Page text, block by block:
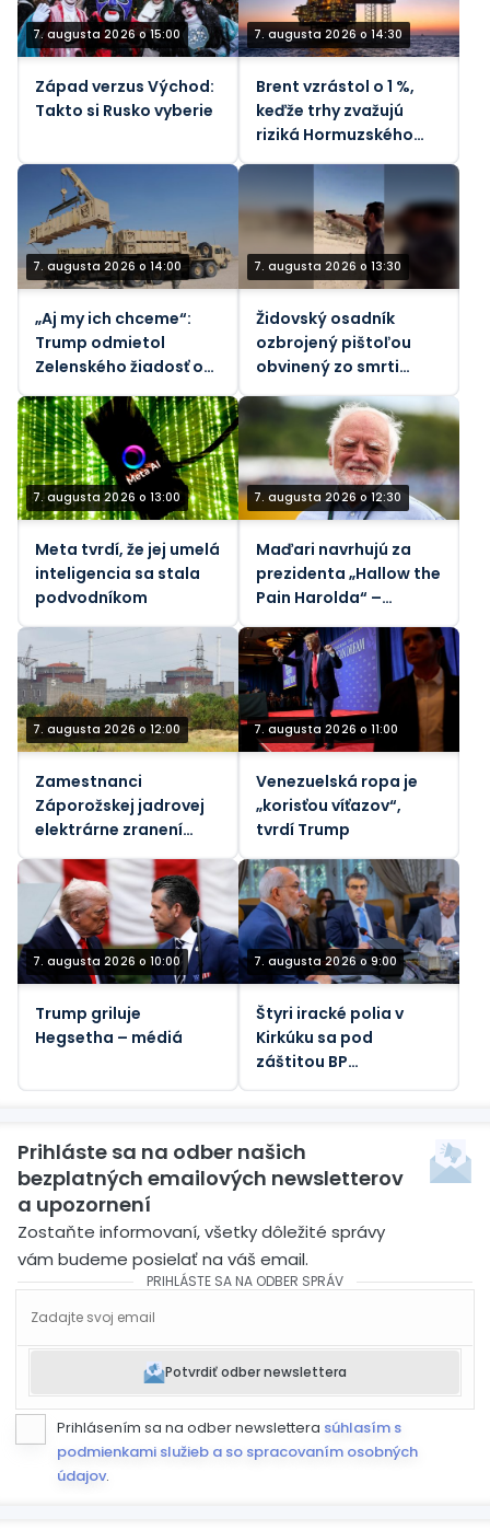
7. augusta 2026 o 15:00
Západ verzus Východ:
Takto si Rusko vyberie
7. augusta 2026 o 14:30
Brent vzrástol o 1 %,
keďže trhy zvažujú
riziká Hormuzského
priechodu - REUTERS
7. augusta 2026 o 14:00
„Aj my ich chceme“:
Trump odmietol
Zelenského žiadosť o
7. augusta 2026 o 13:30
Židovský osadník
ozbrojený pištoľou
obvinený zo smrti
Západnom brehu
Jordánu (VIDEÁ)
7. augusta 2026 o 13:00
Meta tvrdí, že jej umelá
inteligencia sa stala
podvodníkom
7. augusta 2026 o 12:30
Maďari navrhujú za
prezidenta „Hallow the
Pain Harolda“ –
Guardian
7. augusta 2026 o 12:00
Zamestnanci
Záporožskej jadrovej
elektrárne zranení
ukrajinskými
nášľapnými mínami,
povedal generálny
riaditeľ Rosatomu
7. augusta 2026 o 11:00
Venezuelská ropa je
„korisťou víťazov“,
tvrdí Trump
7. augusta 2026 o 10:00
Trump griluje
Hegsetha – médiá
7. augusta 2026 o 9:00
Štyri iracké polia v
Kirkúku sa pod
záštitou BP
Prihláste sa na odber našich
bezplatných emailových newsletterov
a upozornení
Zostaňte informovaní, všetky dôležité správy
vám budeme posielať na váš email.
PRIHLÁSTE SA NA ODBER SPRÁV
Potvrdiť odber newslettera
Prihlásením sa na odber newslettera súhlasím s
podmienkami služieb a so spracovaním osobných
údajov.